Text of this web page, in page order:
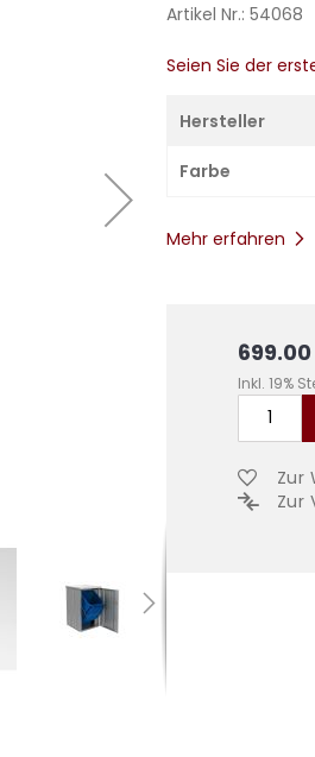
Artikel Nr.: 54068
Seien Sie der
Hersteller
Farbe
Mehr erfahren
699.00
Inkl. 19%
Zur
Zur